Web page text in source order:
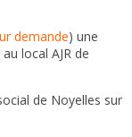
demande) une
local AJR de
de Noyelles sur